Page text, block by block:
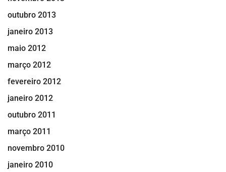
outubro 2013
janeiro 2013
maio 2012
março 2012
fevereiro 2012
janeiro 2012
outubro 2011
março 2011
novembro 2010
janeiro 2010